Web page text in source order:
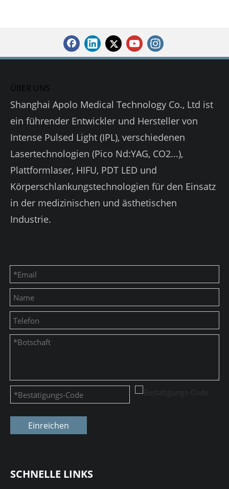
ÜBER UNS
Shanghai Apolo Medical Technology Co., Ltd ist
ein führender Entwickler und Hersteller von
Intense Pulsed Light (IPL), verschiedenen
Lasertechnologien (Pico Nd:YAG, CO2...),
Plattformlaser, HIFU, PDT LED und
Körperschlankungstechnologien für den Einsatz
in der medizinischen und ästhetischen
Industrie.
Einreichen
SCHNELLE LINKS